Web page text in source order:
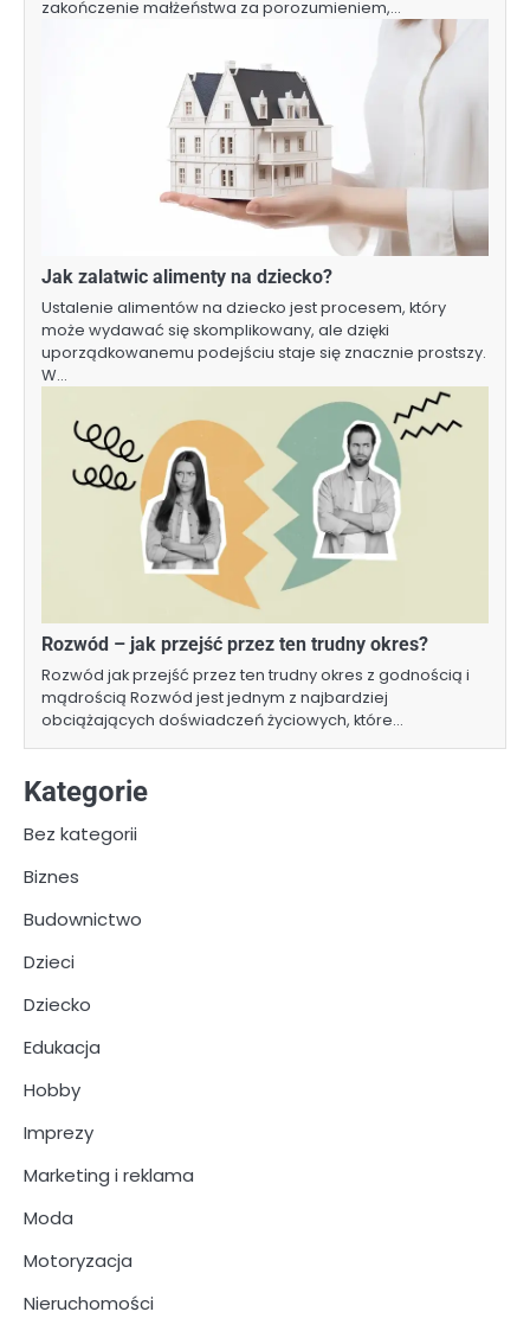
zakończenie małżeństwa za porozumieniem,…
Jak zalatwic alimenty na dziecko?
Ustalenie alimentów na dziecko jest procesem, który
może wydawać się skomplikowany, ale dzięki
uporządkowanemu podejściu staje się znacznie prostszy.
W…
Rozwód – jak przejść przez ten trudny okres?
Rozwód jak przejść przez ten trudny okres z godnością i
mądrością Rozwód jest jednym z najbardziej
obciążających doświadczeń życiowych, które…
Kategorie
Bez kategorii
Biznes
Budownictwo
Dzieci
Dziecko
Edukacja
Hobby
Imprezy
Marketing i reklama
Moda
Motoryzacja
Nieruchomości